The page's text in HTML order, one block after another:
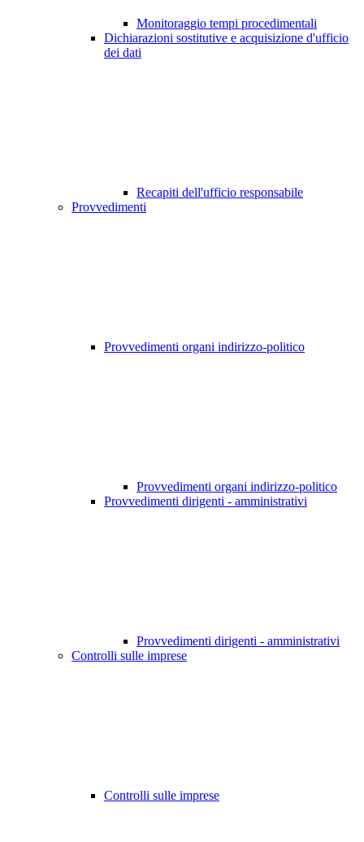
Monitoraggio tempi procedimentali
Dichiarazioni sostitutive e acquisizione d'ufficio
dei dati
Recapiti dell'ufficio responsabile
Provvedimenti
Provvedimenti organi indirizzo-politico
Provvedimenti organi indirizzo-politico
Provvedimenti dirigenti - amministrativi
Provvedimenti dirigenti - amministrativi
Controlli sulle imprese
Controlli sulle imprese